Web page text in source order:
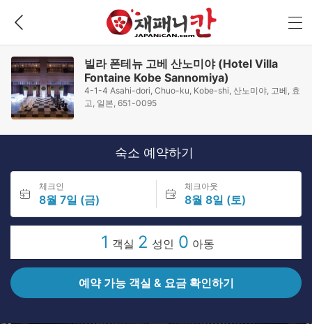
빌라 폰테뉴 고베 산노미야 (Hotel Villa
Fontaine Kobe Sannomiya)
4-1-4 Asahi-dori, Chuo-ku, Kobe-shi, 산노미야, 고베, 효
고, 일본, 651-0095
숙소 예약하기
체크인
8월 7일 (금)
체크아웃
8월 8일 (토)
1 객실 2 성인 0 아동
예약 가능 객실 & 요금 확인하기